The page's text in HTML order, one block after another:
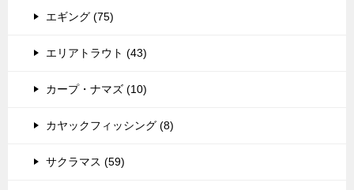
エギング (75)
エリアトラウト (43)
カープ・ナマズ (10)
カヤックフィッシング (8)
サクラマス (59)